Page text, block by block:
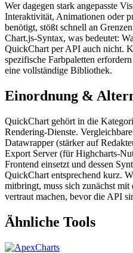
Wer dagegen stark angepasste
Interaktivität, Animationen oder
benötigt, stößt schnell an
Chart.js-Syntax, was bedeutet:
QuickChart per API auch nicht.
spezifische Farbpaletten
eine vollständige Bibliothek.
Einordnung &
QuickChart gehört in die
Rendering-Dienste.
Datawrapper (stärker auf
Export Server (für Highcharts-
Frontend einsetzt und dessen
QuickChart entsprechend kurz.
mitbringt, muss sich zunächst
vertraut machen, bevor die API
Ähnliche Tools